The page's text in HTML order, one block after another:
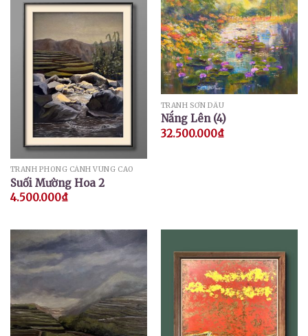
TRANH PHONG CẢNH VÙNG CAO
Suối Mường Hoa 2
4.500.000₫
TRANH SƠN DẦU
Nắng Lên (4)
32.500.000₫